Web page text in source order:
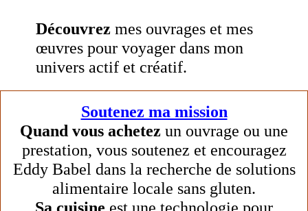
Découvrez mes ouvrages et mes
œuvres pour voyager dans mon
univers actif et créatif.
Soutenez ma mission
Quand vous achetez un ouvrage ou une
prestation, vous soutenez et encouragez
Eddy Babel dans la recherche de solutions
alimentaire locale sans gluten.
Sa cuisine est une technologie pour